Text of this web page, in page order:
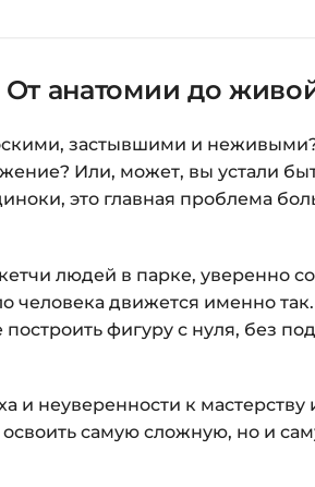
Оплатите
«Перейти к
курсами.
Доступ к
Подробнее об
анатомии до
застывшими и
Или, может, вы устали
это главная проблема
людей в парке, уверенно
человека движется именно
фигуру с нуля, без
и неуверенности к
самую сложную, но и